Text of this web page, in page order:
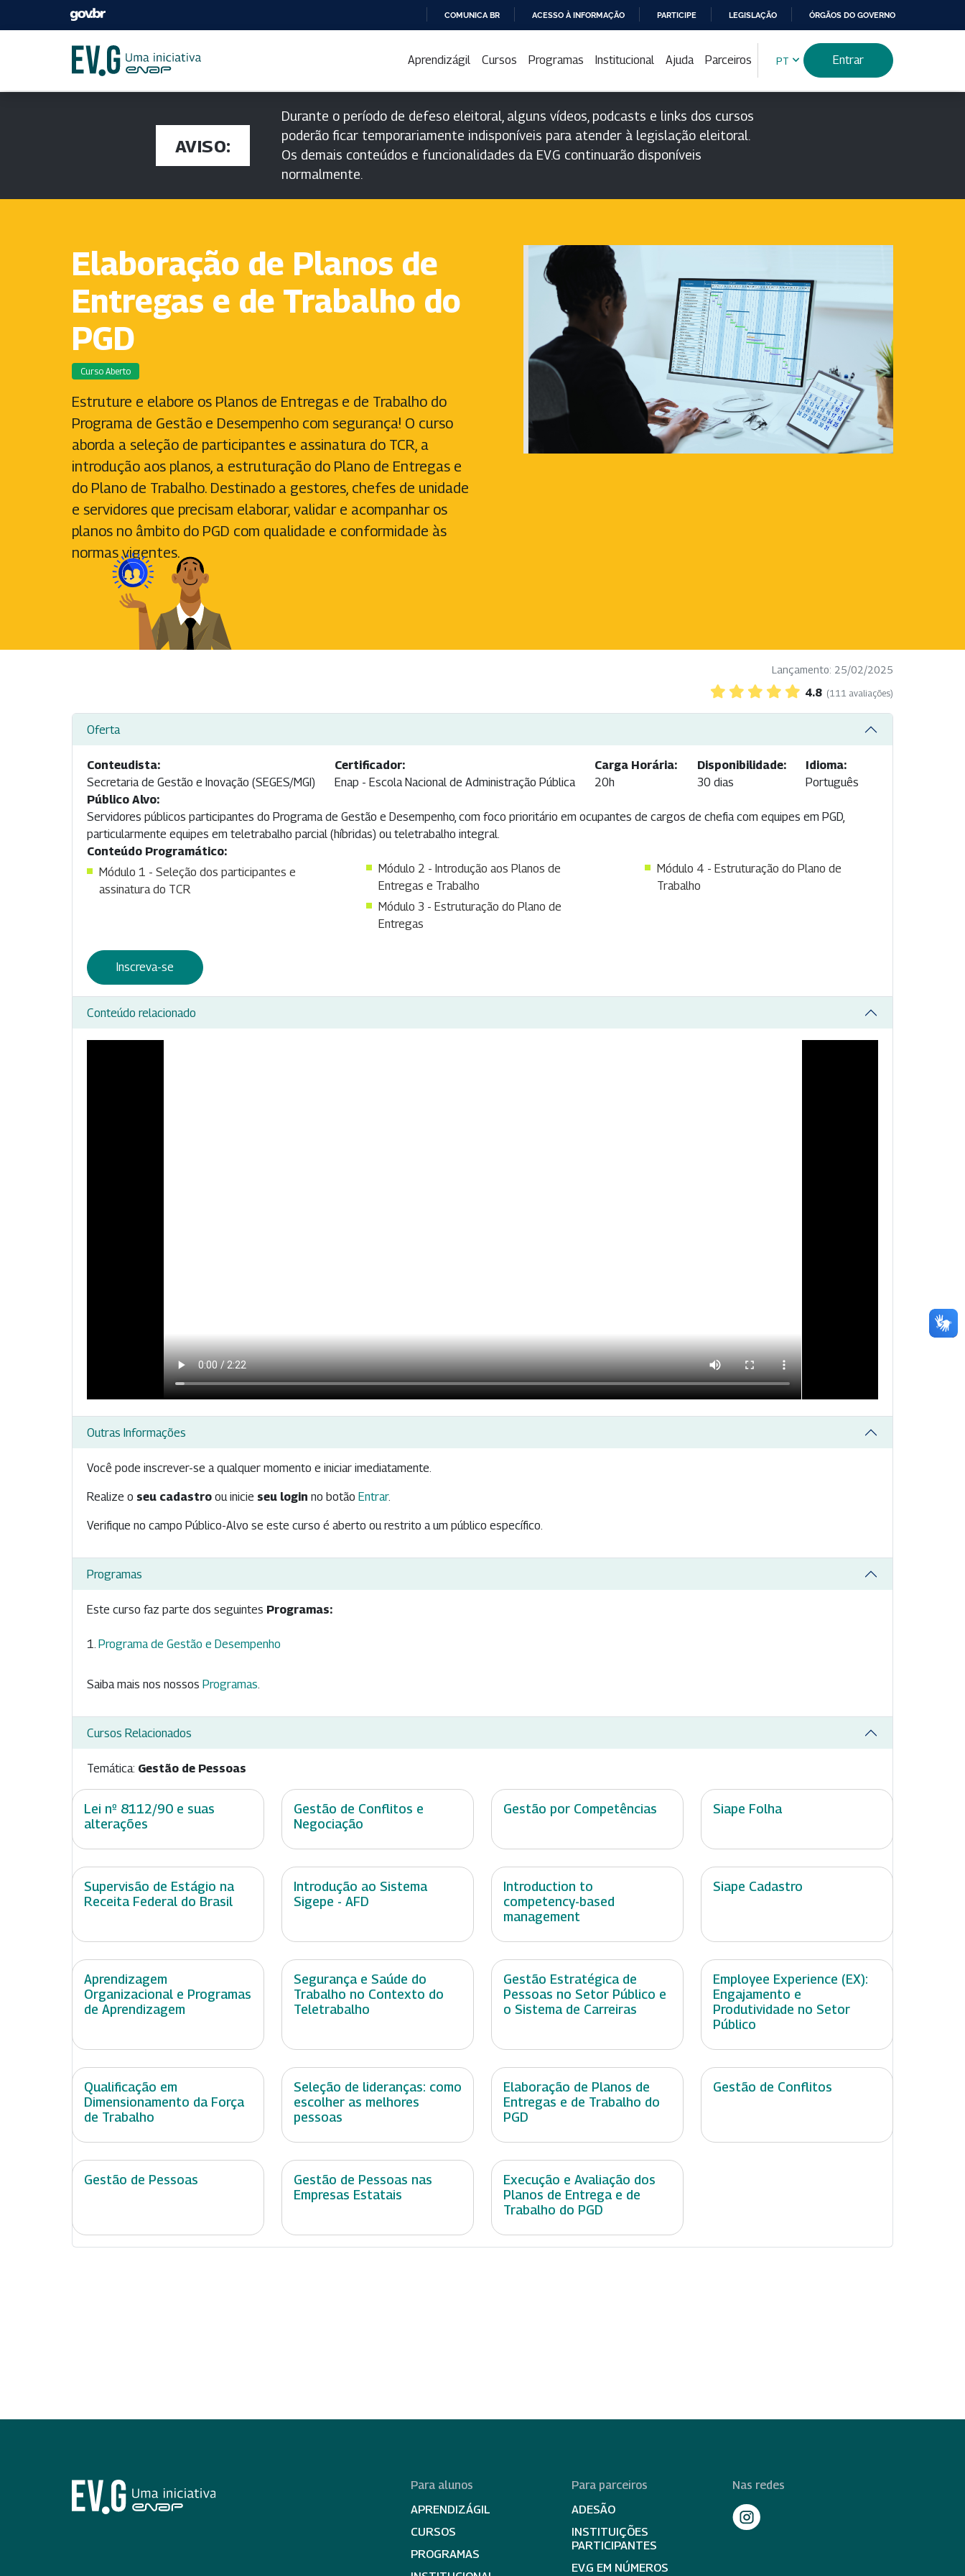
PARA
CONTEÚDO
COMUNICA BR ACESSO À INFORMAÇÃO PARTICIPE LEGISLAÇÃO ÓRGÃOS DO GOVERNO
Aprendizágil Cursos Programas Institucional Ajuda Parceiros PT Entrar
AVISO:
Durante o período de defeso eleitoral, alguns vídeos, podcasts e links dos cursos
poderão ficar temporariamente indisponíveis para atender à legislação eleitoral.
Os demais conteúdos e funcionalidades da EV.G continuarão disponíveis
normalmente.
Elaboração de Planos de
Entregas e de Trabalho do
PGD
Curso Aberto
Estruture e elabore os Planos de Entregas e de Trabalho do
Programa de Gestão e Desempenho com segurança! O curso
aborda a seleção de participantes e assinatura do TCR, a
introdução aos planos, a estruturação do Plano de Entregas e
do Plano de Trabalho. Destinado a gestores, chefes de unidade
e servidores que precisam elaborar, validar e acompanhar os
planos no âmbito do PGD com qualidade e conformidade às
normas vigentes.
Lançamento: 25/02/2025
4.8 (111 avaliações)
Oferta
Conteudista:
Secretaria de Gestão e Inovação (SEGES/MGI)
Certificador:
Enap - Escola Nacional de Administração Pública
Carga Horária:
20h
Disponibilidade:
30 dias
Idioma:
Português
Público Alvo:
Servidores públicos participantes do Programa de Gestão e Desempenho, com foco prioritário em ocupantes de cargos de chefia com equipes em PGD,
particularmente equipes em teletrabalho parcial (híbridas) ou teletrabalho integral.
Conteúdo Programático:
Módulo 1 - Seleção dos participantes e
assinatura do TCR
Módulo 2 - Introdução aos Planos de
Entregas e Trabalho
Módulo 3 - Estruturação do Plano de
Entregas
Módulo 4 - Estruturação do Plano de
Trabalho
Inscreva-se
Conteúdo relacionado
Outras Informações
Você pode inscrever-se a qualquer momento e iniciar imediatamente.
Realize o seu cadastro ou inicie seu login no botão Entrar.
Verifique no campo Público-Alvo se este curso é aberto ou restrito a um público específico.
Programas
Este curso faz parte dos seguintes Programas:
Programa de Gestão e Desempenho
Saiba mais nos nossos Programas.
Cursos Relacionados
Temática: Gestão de Pessoas
Lei nº 8112/90 e suas
alterações
Gestão de Conflitos e
Negociação
Gestão por Competências Siape Folha
Supervisão de Estágio na
Receita Federal do Brasil
Introdução ao Sistema
Sigepe - AFD
Introduction to
competency-based
management
Siape Cadastro
Aprendizagem
Organizacional e Programas
de Aprendizagem
Segurança e Saúde do
Trabalho no Contexto do
Teletrabalho
Gestão Estratégica de
Pessoas no Setor Público e
o Sistema de Carreiras
Employee Experience (EX):
Engajamento e
Produtividade no Setor
Público
Qualificação em
Dimensionamento da Força
de Trabalho
Seleção de lideranças: como
escolher as melhores
pessoas
Elaboração de Planos de
Entregas e de Trabalho do
PGD
Gestão de Conflitos
Gestão de Pessoas
Gestão de Pessoas nas
Empresas Estatais
Execução e Avaliação dos
Planos de Entrega e de
Trabalho do PGD
Para alunos
APRENDIZÁGIL
CURSOS
PROGRAMAS
Para parceiros
ADESÃO
INSTITUIÇÕES
PARTICIPANTES
EV.G EM NÚMEROS
Nas redes